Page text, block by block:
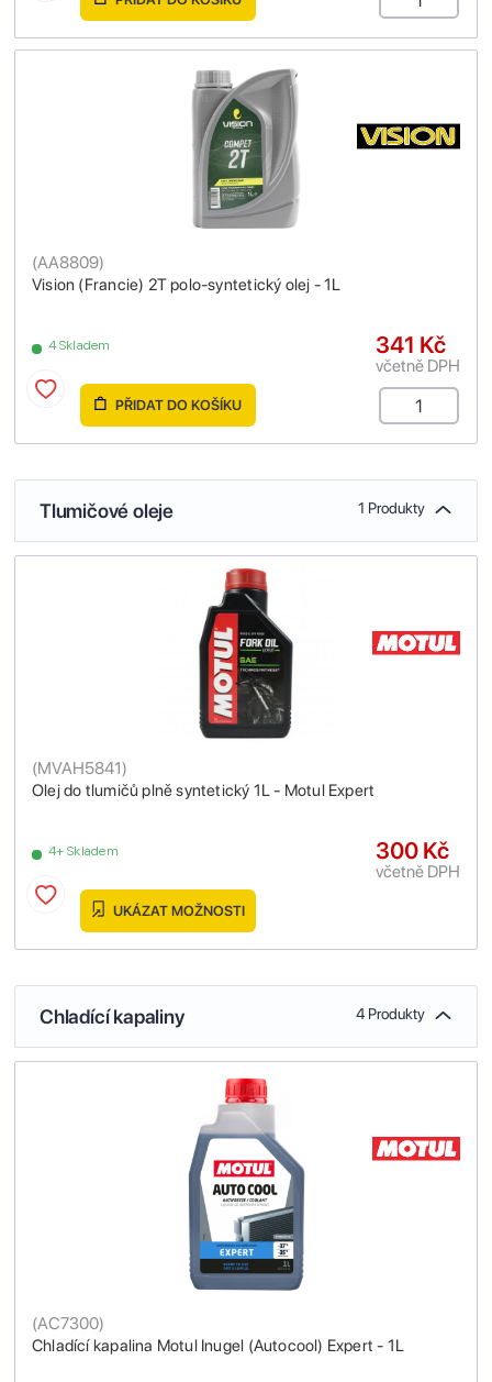
Vision (Francie) 2T polo-syntetický olej - 1L
(AA8809)
4 Skladem 341 Kč
včetně DPH
PŘIDAT DO KOŠÍKU
Tlumičové oleje 1 Produkty
Olej do tlumičů plně syntetický 1L - Motul Expert
(MVAH5841)
4+ Skladem 300 Kč
včetně DPH
UKÁZAT MOŽNOSTI
Chladící kapaliny 4 Produkty
Chladící kapalina Motul Inugel (Autocool) Expert - 1L
(AC7300)